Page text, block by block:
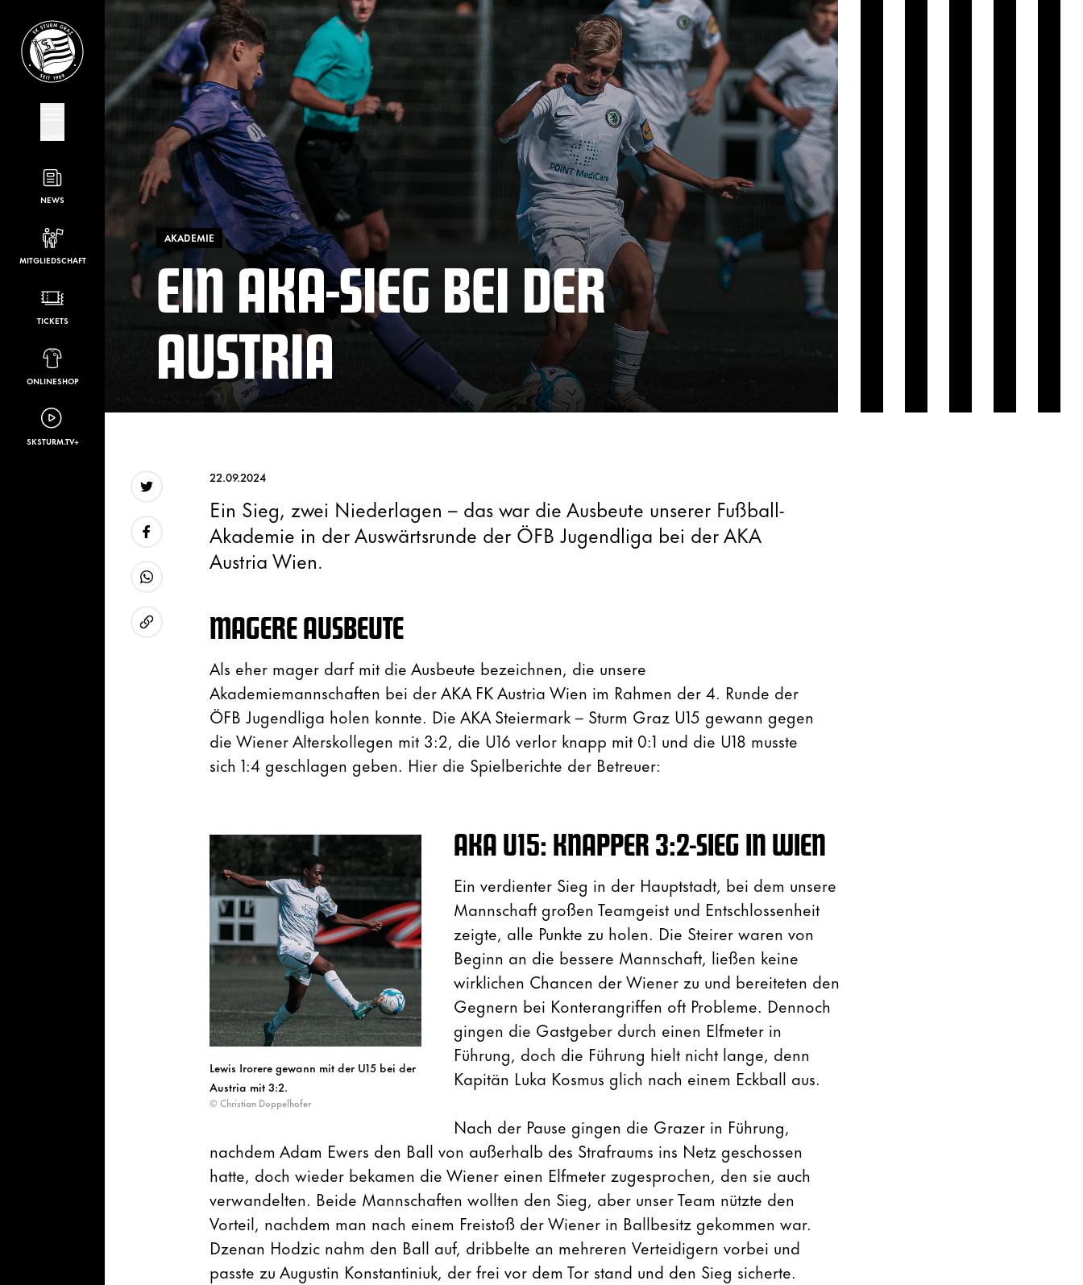
NEWS
MITGLIEDSCHAFT
TICKETS
ONLINESHOP
SKSTURM.TV+
AKADEMIE
EIN AKA-SIEG BEI DER
AUSTRIA
22.09.2024
Ein Sieg, zwei Niederlagen – das war die Ausbeute unserer Fußball-
Akademie in der Auswärtsrunde der ÖFB Jugendliga bei der AKA
Austria Wien.
MAGERE AUSBEUTE
Als eher mager darf mit die Ausbeute bezeichnen, die unsere
Akademiemannschaften bei der AKA FK Austria Wien im Rahmen der 4. Runde der
ÖFB Jugendliga holen konnte. Die AKA Steiermark – Sturm Graz U15 gewann gegen
die Wiener Alterskollegen mit 3:2, die U16 verlor knapp mit 0:1 und die U18 musste
sich 1:4 geschlagen geben. Hier die Spielberichte der Betreuer:
Lewis Irorere gewann mit der U15 bei der
Austria mit 3:2.
© Christian Doppelhofer
AKA U15: KNAPPER 3:2-SIEG IN WIEN
Ein verdienter Sieg in der Hauptstadt, bei dem unsere
Mannschaft großen Teamgeist und Entschlossenheit
zeigte, alle Punkte zu holen. Die Steirer waren von
Beginn an die bessere Mannschaft, ließen keine
wirklichen Chancen der Wiener zu und bereiteten den
Gegnern bei Konterangriffen oft Probleme. Dennoch
gingen die Gastgeber durch einen Elfmeter in
Führung, doch die Führung hielt nicht lange, denn
Kapitän Luka Kosmus glich nach einem Eckball aus.
Nach der Pause gingen die Grazer in Führung,
nachdem Adam Ewers den Ball von außerhalb des Strafraums ins Netz geschossen
hatte, doch wieder bekamen die Wiener einen Elfmeter zugesprochen, den sie auch
verwandelten. Beide Mannschaften wollten den Sieg, aber unser Team nützte den
Vorteil, nachdem man nach einem Freistoß der Wiener in Ballbesitz gekommen war.
Dzenan Hodzic nahm den Ball auf, dribbelte an mehreren Verteidigern vorbei und
passte zu Augustin Konstantiniuk, der frei vor dem Tor stand und den Sieg sicherte.